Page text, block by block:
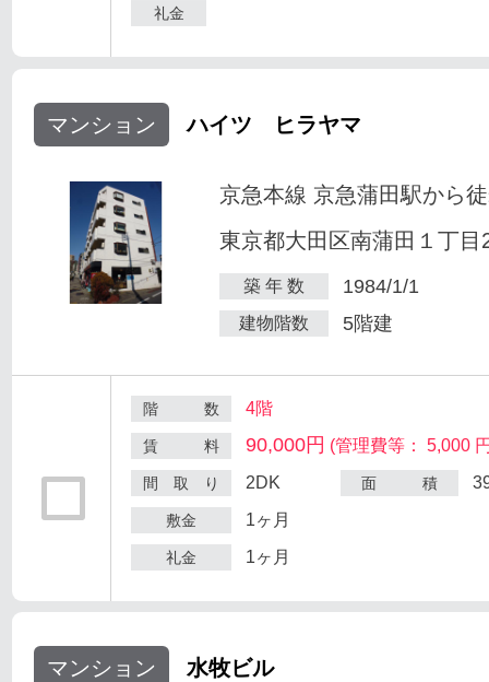
礼金
マンション ハイツ ヒラヤマ
京急本線 京急蒲田駅から
東京都大田区南蒲田１丁目
築 年 数 1984/1/1
建物階数 5階建
階 数 4階
賃 料 90,000円 (管理費等： 5,000
間 取 り 2DK 面 積
敷金 1ヶ月
礼金 1ヶ月
マンション 水牧ビル